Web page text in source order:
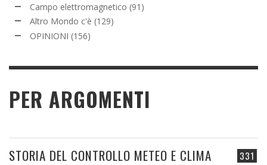
Campo elettromagnetico (91)
Altro Mondo c'è (129)
OPINIONI (156)
PER ARGOMENTI
331
STORIA DEL CONTROLLO METEO E CLIMA